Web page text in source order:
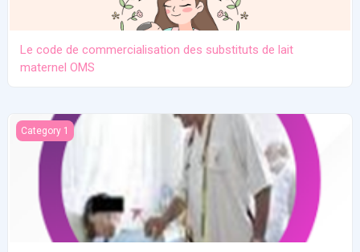
Le code de commercialisation des substituts de lait
maternel OMS
Conférence: Pour une révision de la terminologie de l'allaitement.
Category 1